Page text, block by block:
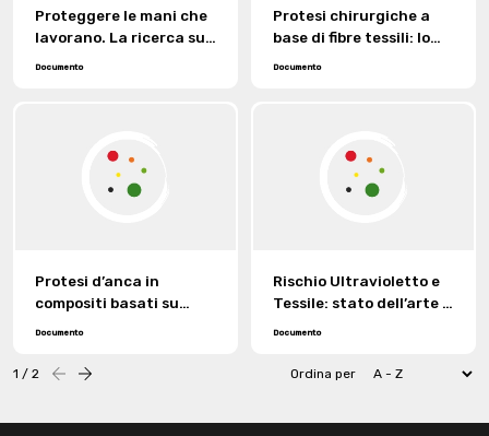
Proteggere le mani che
lavorano. La ricerca su
Documento
Protesi chirurgiche a
base di fibre tessili: lo
Documento
Protesi d’anca in
compositi basati su
Documento
Rischio Ultravioletto e
Tessile: stato dell’arte e
Toscano.
Documento
1 / 2 Precedente
successiva Ordina per